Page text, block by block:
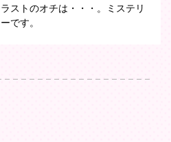
ラストのオチは・・・。ミステリ
ーです。